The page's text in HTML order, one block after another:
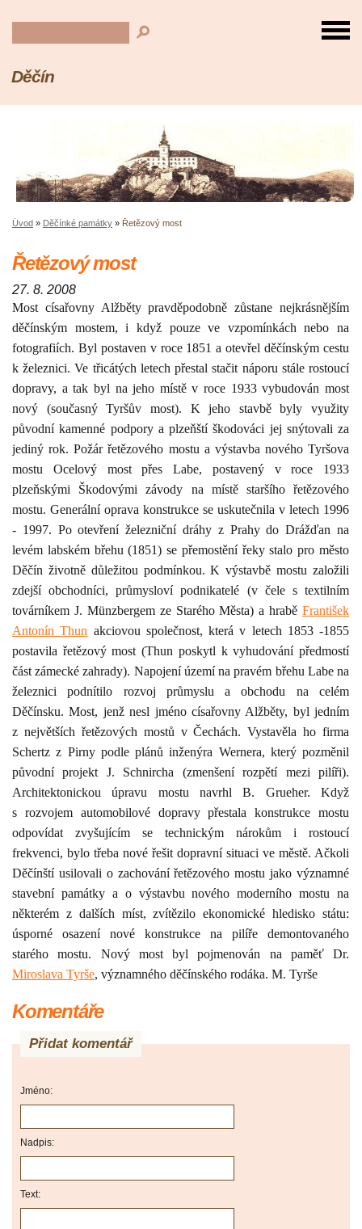
Děčín
Úvod » Děčínké památky » Řetězový most
Řetězový most
27. 8. 2008
Most císařovny Alžběty pravděpodobně zůstane nejkrásnějším
děčínským mostem, i když pouze ve vzpomínkách nebo na
fotografiích. Byl postaven v roce 1851 a otevřel děčínským cestu
k železnici. Ve třicátých letech přestal stačit náporu stále rostoucí
dopravy, a tak byl na jeho místě v roce 1933 vybudován most
nový (současný Tyršův most). K jeho stavbě byly využity
původní kamenné podpory a plzeňští škodováci jej snýtovali za
jediný rok. Požár řetězového mostu a výstavba nového Tyršova
mostu Ocelový most přes Labe, postavený v roce 1933
plzeňskými Škodovými závody na místě staršího řetězového
mostu. Generální oprava konstrukce se uskutečnila v letech 1996
- 1997. Po otevření železniční dráhy z Prahy do Drážďan na
levém labském břehu (1851) se přemostění řeky stalo pro město
Děčín životně důležitou podmínkou. K výstavbě mostu založili
zdejší obchodníci, průmysloví podnikatelé (v čele s textilním
továrníkem J. Münzbergem ze Starého Města) a hrabě František
Antonín Thun akciovou společnost, která v letech 1853 -1855
postavila řetězový most (Thun poskytl k vyhudování předmostí
část zámecké zahrady). Napojení území na pravém břehu Labe na
železnici podnítilo rozvoj
průmyslu a obchodu na celém
Děčínsku. Most, jenž nesl jméno císařovny Alžběty, byl jedním
z největších řetězových mostů v Čechách. Vystavěla ho firma
Schertz z Pirny podle plánů inženýra Wernera, který pozměnil
původní projekt J. Schnircha (zmenšení rozpětí mezi pilíři).
Architektonickou úpravu mostu navrhl B. Grueher.
Když
s rozvojem automobilové dopravy přestala konstrukce mostu
odpovídat zvyšujícím se technickým nárokům i rostoucí
frekvenci, bylo třeba nové řešit dopravní situaci ve městě. Ačkoli
Děčínští usilovali o zachování řetězového mostu jako významné
stavební památky a o výstavbu nového moderního mostu na
některém z dalších míst, zvítězilo ekonomické hledisko státu:
úsporné osazení nové konstrukce na pilíře demontovaného
starého mostu. Nový most byl pojmenován na paměť Dr.
Miroslava Tyrše, významného děčínského rodáka. M. Tyrše
Komentáře
Přidat komentář
Jméno:
Nadpis:
Text: